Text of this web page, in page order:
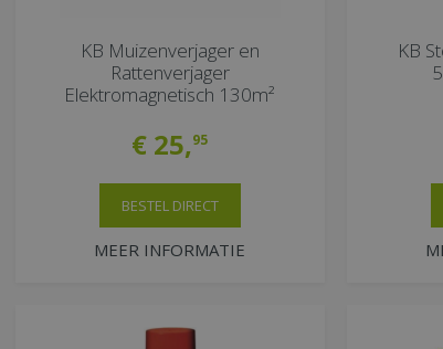
KB Muizenverjager en
Rattenverjager
Elektromagnetisch 130m²
€ 25,95
MEER INFORMATIE
BESTEL DIRECT
KB